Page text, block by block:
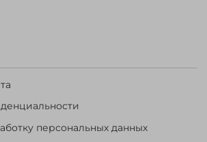
персональных данных